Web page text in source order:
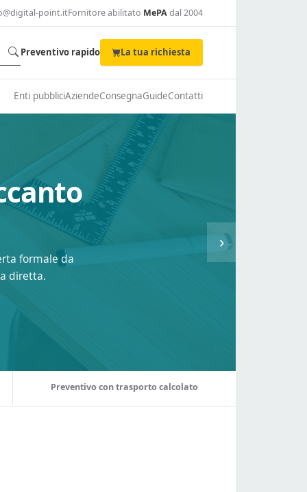
point.itFornitore abilitato MePAdal 2004
Preventivo rapido La tua richiesta
Enti pubbliciAziendeConsegnaGuideContatti
formale da
diretta.
›
Preventivo con trasporto calcolato